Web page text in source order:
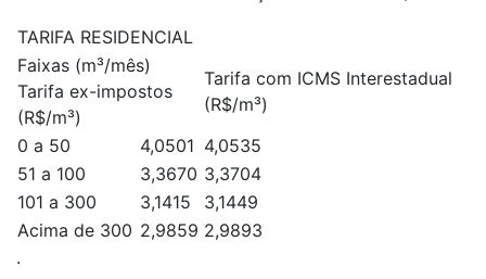
TARIFA RESIDENCIAL
Faixas (m³/mês)
Tarifa ex-impostos
(R$/m³)
Tarifa com ICMS Interestadual
(R$/m³)
0 a 50
4,0501 4,0535
51 a 100
3,3670 3,3704
101 a 300
3,1415
3,1449
Acima de 300 2,9859 2,9893
.